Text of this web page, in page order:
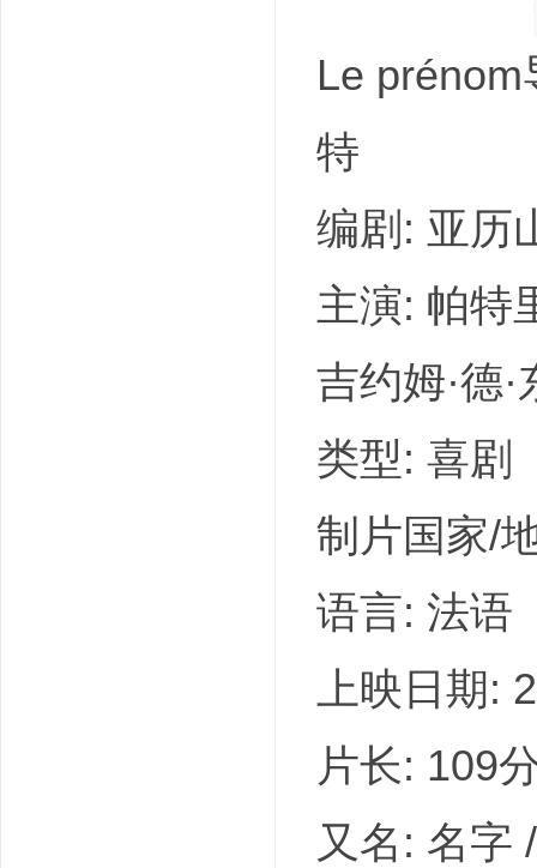
Le prénom
特
编剧: 亚历
主演: 帕特
吉约姆·德
类型: 喜剧
制片国家/
语言: 法语
上映日期:
片长: 109
又名: 名字